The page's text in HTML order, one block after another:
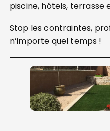
piscine, hôtels, terrasse
Stop les contraintes,
n’importe quel temps !